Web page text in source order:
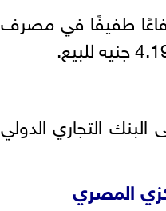
طفيفًا في مصرف
التجاري الدولي
المصري